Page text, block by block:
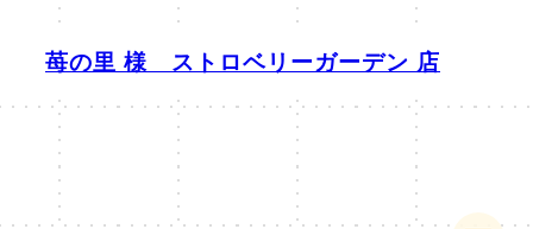
苺の里 様 ストロベリーガーデン 店